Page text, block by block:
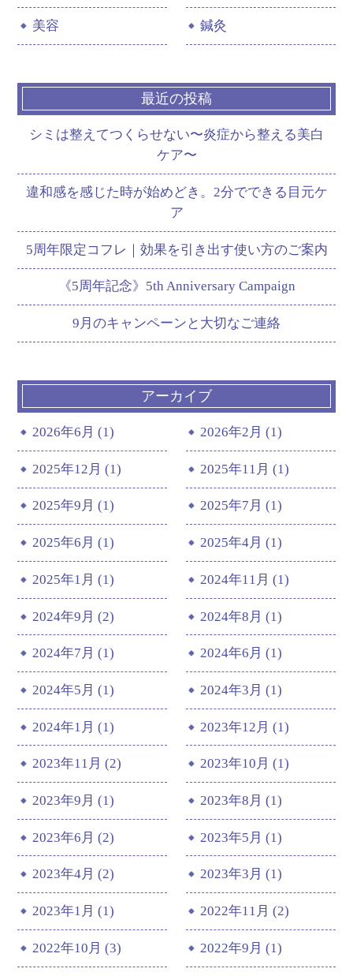
美容 鍼灸
最近の投稿
シミは整えてつくらせない〜炎症から整える美白
ケア〜
違和感を感じた時が始めどき。2分でできる目元ケ
ア
5周年限定コフレ｜効果を引き出す使い方のご案内
《5周年記念》5th Anniversary Campaign
9月のキャンペーンと大切なご連絡
アーカイブ
2026年6月 (1) 2026年2月 (1)
2025年12月 (1) 2025年11月 (1)
2025年9月 (1) 2025年7月 (1)
2025年6月 (1) 2025年4月 (1)
2025年1月 (1) 2024年11月 (1)
2024年9月 (2) 2024年8月 (1)
2024年7月 (1) 2024年6月 (1)
2024年5月 (1) 2024年3月 (1)
2024年1月 (1) 2023年12月 (1)
2023年11月 (2) 2023年10月 (1)
2023年9月 (1) 2023年8月 (1)
2023年6月 (2) 2023年5月 (1)
2023年4月 (2) 2023年3月 (1)
2023年1月 (1) 2022年11月 (2)
2022年10月 (3) 2022年9月 (1)